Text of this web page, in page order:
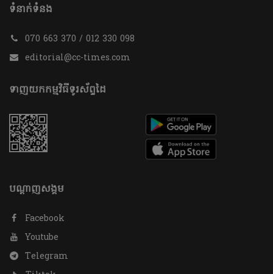
ទំនាក់ទំនង
070 663 370 / 012 330 098
editorial@cc-times.com
ទាញយកកម្មវិធីទូរស័ព្ទដៃ
បណ្តាញសង្គម
Facebook
Youtube
Telegram